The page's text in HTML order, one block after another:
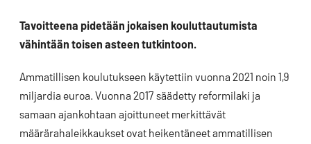
Tavoitteena pidetään jokaisen kouluttautumista
vähintään toisen asteen tutkintoon.
Ammatillisen koulutukseen käytettiin vuonna 2021 noin 1,9
miljardia euroa. Vuonna 2017 säädetty reformilaki ja
samaan ajankohtaan ajoittuneet merkittävät
määrärahaleikkaukset ovat heikentäneet ammatillisen